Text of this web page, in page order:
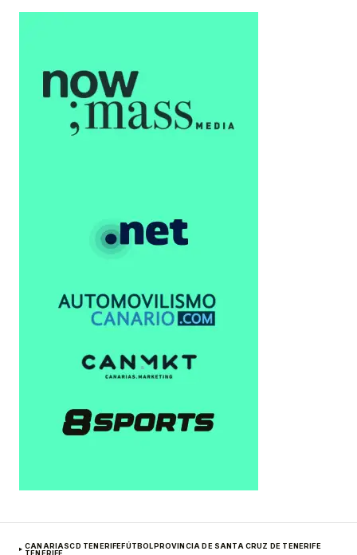
CANARIASCD TENERIFEFÚTBOLPROVINCIA DE SANTA CRUZ DE TENERIFE
TENERIFE